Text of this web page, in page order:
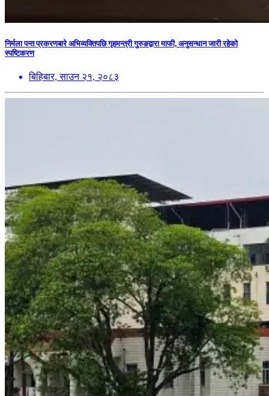
निर्मला पन्त प्रकरणबारे अभिव्यक्तिपछि गृहमन्त्री गुरुङद्वारा माफी, अनुसन्धान जारी रहेको
स्पष्टिकरण
बिहिबार, साउन २१, २०८३